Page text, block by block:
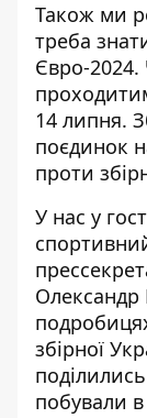
Також ми
треба
Євро-2024.
14 липня.
поєдинок
проти
У нас у
Олександр
збірної
побували